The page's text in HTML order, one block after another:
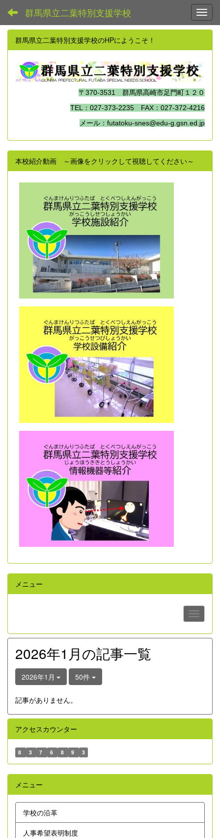
群馬県立二葉特別支援学校
群馬県立二葉特別支援学校のHPにようこそ！
〒370-3531 群馬県高崎市足門町１２０
TEL：027-373-2235 FAX：027-372-4216
メール：futatoku-snes@edu-g.gsn.ed.jp
本校紹介動画 ～画像をクリックして視聴してください～
メニュー
2026年1月の記事一覧
2026年1月 50件
記事がありません。
アクセスカウンター
8 3 7 6 8 9 3
メニュー
学校の沿革
人事希望表明制度